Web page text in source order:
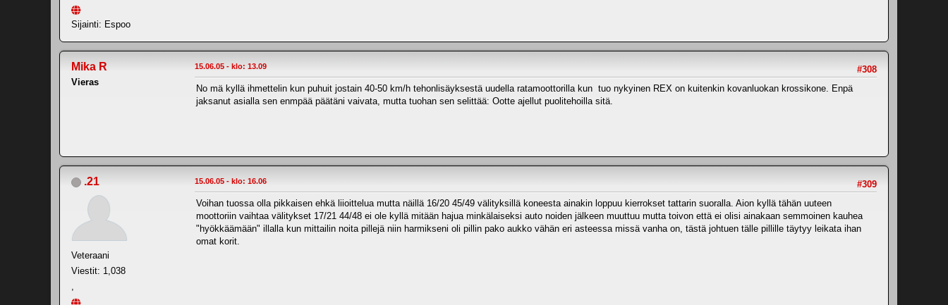
Sijainti: Espoo
Mika R
Vieras
#308
15.06.05 - klo: 13.09
No mä kyllä ihmettelin kun puhuit jostain 40-50 km/h tehonlisäyksestä uudella ratamoottorilla kun tuo nykyinen REX on kuitenkin kovanluokan krossikone. Enpä
jaksanut asialla sen enmpää päätäni vaivata, mutta tuohan sen selittää: Ootte ajellut puolitehoilla sitä.
.21
Veteraani
Viestit: 1,038
,
#309
15.06.05 - klo: 16.06
Voihan tuossa olla pikkaisen ehkä liioittelua mutta näillä 16/20 45/49 välityksillä koneesta ainakin loppuu kierrokset tattarin suoralla. Aion kyllä tähän uuteen
moottoriin vaihtaa välitykset 17/21 44/48 ei ole kyllä mitään hajua minkälaiseksi auto noiden jälkeen muuttuu mutta toivon että ei olisi ainakaan semmoinen kauhea
"hyökkäämään" illalla kun mittailin noita pillejä niin harmikseni oli pillin pako aukko vähän eri asteessa missä vanha on, tästä johtuen tälle pillille täytyy leikata ihan
omat korit.